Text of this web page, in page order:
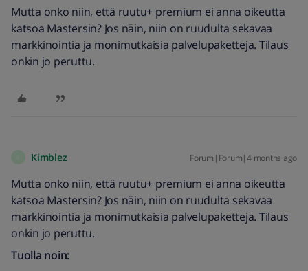
Mutta onko niin, että ruutu+ premium ei anna oikeutta
katsoa Mastersin? Jos näin, niin on ruudulta sekavaa
markkinointia ja monimutkaisia palvelupaketteja. Tilaus
onkin jo peruttu.
Kimblez Forum|Forum|4 months ago
Mutta onko niin, että ruutu+ premium ei anna oikeutta
katsoa Mastersin? Jos näin, niin on ruudulta sekavaa
markkinointia ja monimutkaisia palvelupaketteja. Tilaus
onkin jo peruttu.
Tuolla noin: